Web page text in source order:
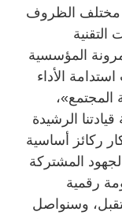
مختلف الظروف
التقنية
المؤسسية
الأداء
المجتمع»،
الرشيدة
ركائز أساسية
المشتركة
رقمية
وسنواصل